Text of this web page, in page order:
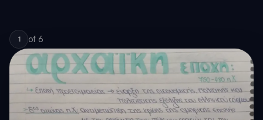
1 of 6